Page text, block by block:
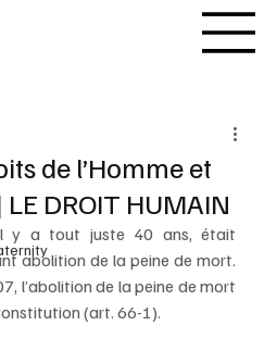
de l’Homme et
DROIT HUMAIN
y a tout juste 40 ans, était
abolition de la peine de mort.
l’abolition de la peine de mort
(art. 66-1).